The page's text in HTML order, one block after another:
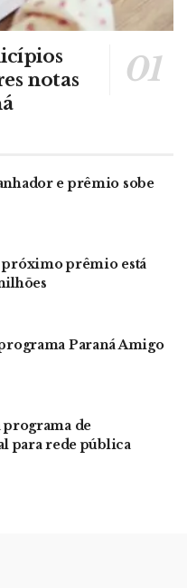
notas
e prêmio sobe
próximo prêmio está
Paraná Amigo
programa de
para rede pública